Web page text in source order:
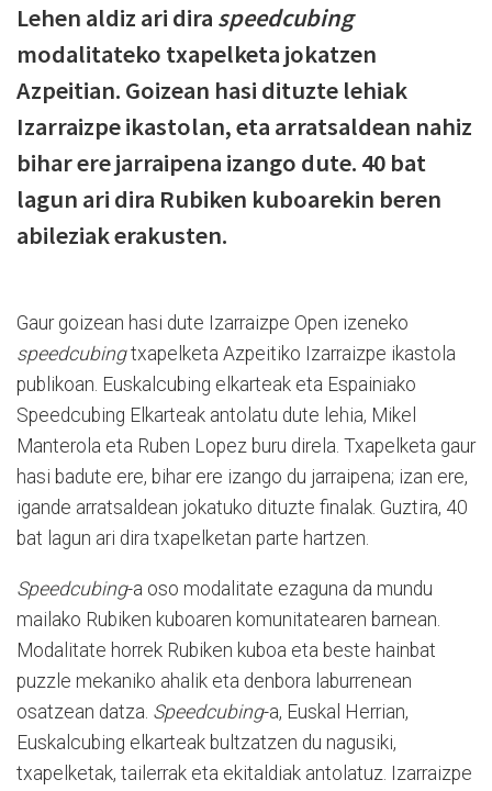
Lehen aldiz ari dira speedcubing
modalitateko txapelketa jokatzen
Azpeitian. Goizean hasi dituzte lehiak
Izarraizpe ikastolan, eta arratsaldean nahiz
bihar ere jarraipena izango dute. 40 bat
lagun ari dira Rubiken kuboarekin beren
abileziak erakusten.
Gaur goizean hasi dute Izarraizpe Open izeneko
speedcubingtxapelketa Azpeitiko Izarraizpe ikastola
publikoan. Euskalcubing elkarteak eta Espainiako
Speedcubing Elkarteak antolatu dute lehia, Mikel
Manterola eta Ruben Lopez buru direla. Txapelketa gaur
hasi badute ere, bihar ere izango du jarraipena; izan ere,
igande arratsaldean jokatuko dituzte finalak. Guztira, 40
bat lagun ari dira txapelketan parte hartzen.
Speedcubing-a oso modalitate ezaguna da mundu
mailako Rubiken kuboaren komunitatearen barnean.
Modalitate horrek Rubiken kuboa eta beste hainbat
puzzle mekaniko ahalik eta denbora laburrenean
osatzean datza. Speedcubing-a, Euskal Herrian,
Euskalcubing elkarteak bultzatzen du nagusiki,
txapelketak, tailerrak eta ekitaldiak antolatuz. Izarraizpe